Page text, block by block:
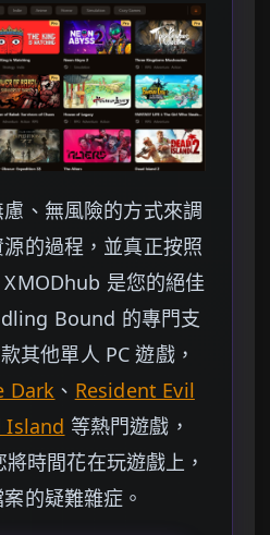
、無風險的方式來調
的過程，並真正按照
是您的絕佳
Bound 的專門支
其他單人 PC 遊戲，
Dark 、 Resident Evil
Island 等熱門遊戲，
時間花在玩遊戲上，
的疑難雜症。